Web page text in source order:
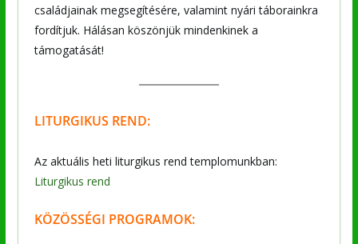
családjainak megsegítésére, valamint nyári táborainkra
fordítjuk. Hálásan köszönjük mindenkinek a
támogatását!
LITURGIKUS REND:
Az aktuális heti liturgikus rend templomunkban:
Liturgikus rend
KÖZÖSSÉGI PROGRAMOK: